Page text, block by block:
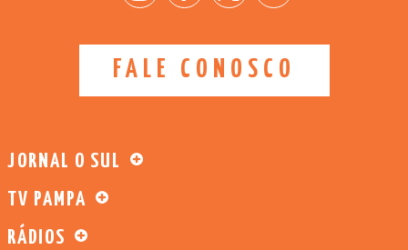
FALE CONOSCO
JORNAL O SUL
TV PAMPA
RÁDIOS